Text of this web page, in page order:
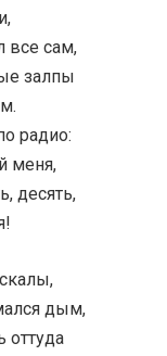
все сам,
залпы
радио:
меня,
десять,
дым,
оттуда